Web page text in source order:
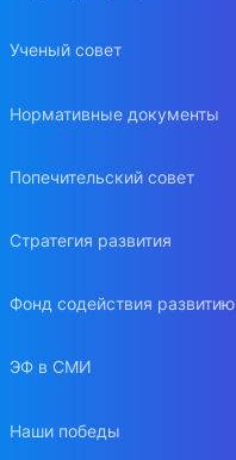
Ученый совет
Нормативные документы
Попечительский совет
Стратегия развития
Фонд содействия развитию
ЭФ в СМИ
Наши победы